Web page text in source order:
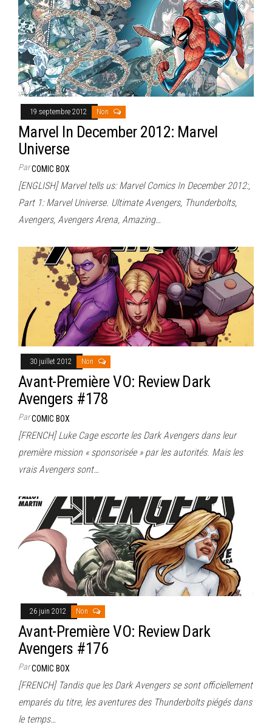
19 septembre 2012 Non
Marvel In December 2012: Marvel
Universe
ParCOMIC BOX
[ENGLISH] Marvel tells us: Marvel Comics In December 2012:,
Part 1: Marvel Universe. Ultimate Avengers, Thunderbolts,
Avengers, Avengers Arena, Amazing…
30 juillet 2012 Non
Avant-Première VO: Review Dark
Avengers #178
ParCOMIC BOX
[FRENCH] Luke Cage escorte les Dark Avengers dans leur
première mission « sponsorisée » par les autorités. Mais les
vrais Avengers sont…
26 juin 2012 Non
Avant-Première VO: Review Dark
Avengers #176
ParCOMIC BOX
[FRENCH] Tandis que les Dark Avengers se sont officiellement
emparés du titre, les aventures des Thunderbolts piégés dans
le temps…